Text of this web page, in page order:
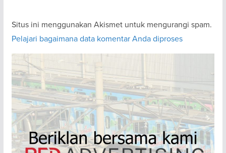
Situs ini menggunakan Akismet untuk mengurangi spam.
Pelajari bagaimana data komentar Anda diproses